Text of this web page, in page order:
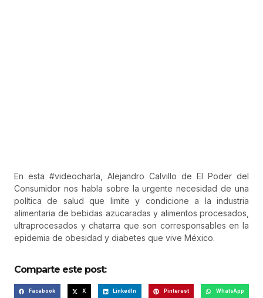
En esta #videocharla , Alejandro Calvillo de El Poder del
Consumidor nos habla sobre la urgente necesidad de una
política de salud que limite y condicione a la industria
alimentaria de bebidas azucaradas y alimentos procesados,
ultraprocesados y chatarra que son corresponsables en la
epidemia de obesidad y diabetes que vive México.
Comparte este post:
Facebook X LinkedIn Pinterest WhatsApp